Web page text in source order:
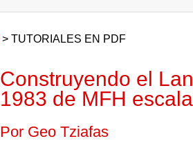
> TUTORIALES EN PDF
Construyendo el
1983 de MFH
Por Geo Tziafas